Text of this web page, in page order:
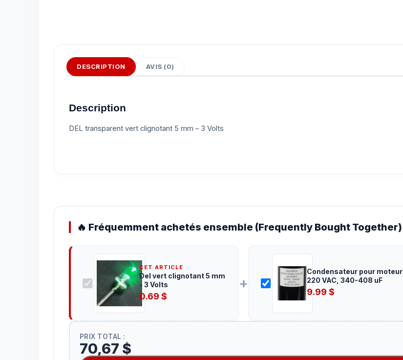
DESCRIPTION AVIS (0)
Description
DEL transparent vert clignotant 5 mm – 3 Volts
🔥 Fréquemment achetés ensemble (Frequently Bought Together)
CET ARTICLE
Del vert clignotant 5 mm
- 3 Volts
0.69$
+
Condensateur pour moteur
220 VAC, 340-408 uF
9.99 $
PRIX TOTAL :
70,67 $